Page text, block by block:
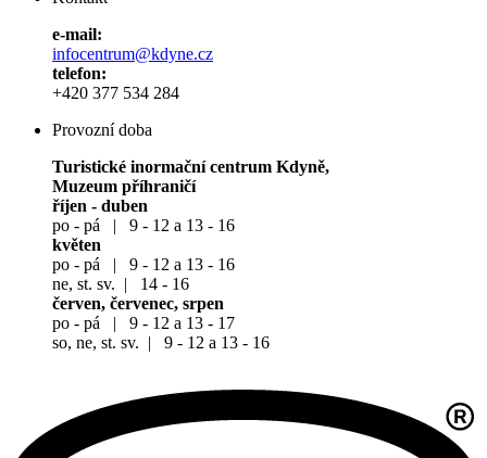
e-mail:
infocentrum@kdyne.cz
telefon:
+420 377 534 284
Provozní doba
Turistické inormační centrum Kdyně,
Muzeum příhraničí
říjen - duben
po - pá | 9 - 12 a 13 - 16
květen
po - pá | 9 - 12 a 13 - 16
ne, st. sv. | 14 - 16
červen, červenec, srpen
po - pá | 9 - 12 a 13 - 17
so, ne, st. sv. | 9 - 12 a 13 - 16